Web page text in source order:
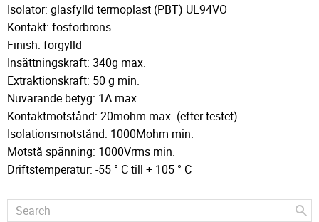
Isolator: glasfylld termoplast (PBT) UL94VO
Kontakt: fosforbrons
Finish: förgylld
Insättningskraft: 340g max.
Extraktionskraft: 50 g min.
Nuvarande betyg: 1A max.
Kontaktmotstånd: 20mohm max. (efter testet)
Isolationsmotstånd: 1000Mohm min.
Motstå spänning: 1000Vrms min.
Driftstemperatur: -55 ° C till + 105 ° C